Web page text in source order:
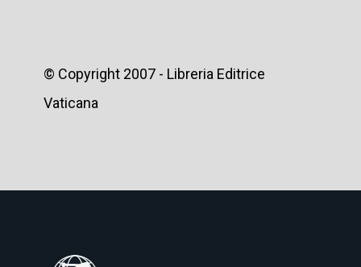
© Copyright 2007 - Libreria Editrice
Vaticana